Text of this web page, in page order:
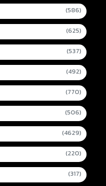
(586)
(625)
(537)
(492)
(770)
(506)
(4629)
(220)
(317)